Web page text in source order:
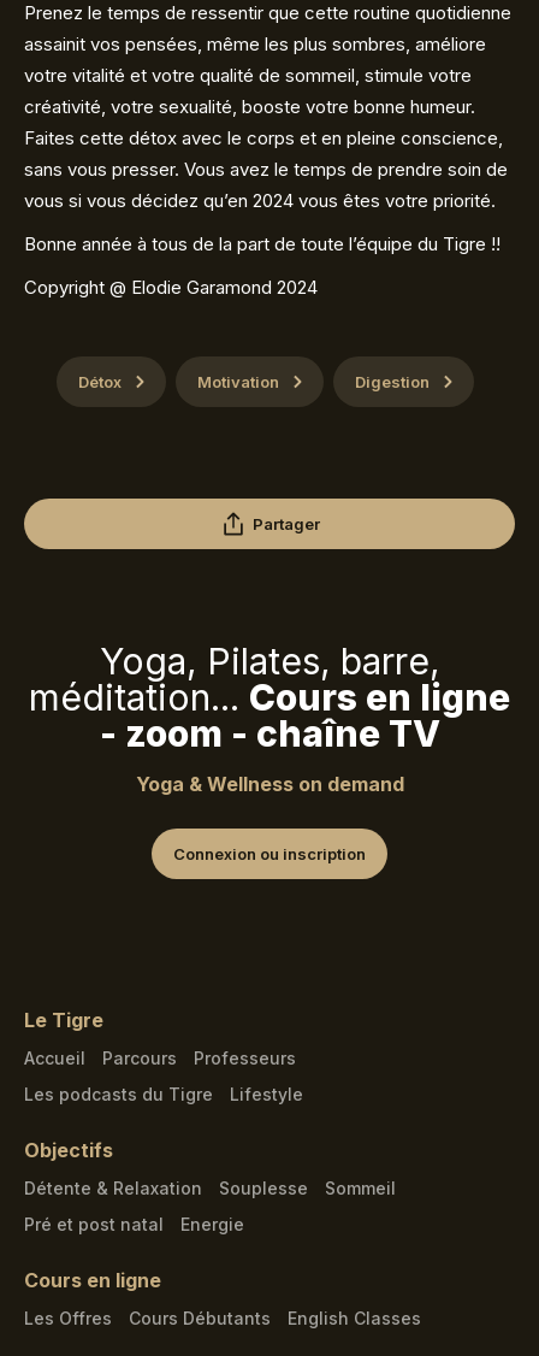
Prenez le temps de ressentir que cette routine quotidienne
assainit vos pensées, même les plus sombres, améliore
votre vitalité et votre qualité de sommeil, stimule votre
créativité, votre sexualité, booste votre bonne humeur.
Faites cette détox avec le corps et en pleine conscience,
sans vous presser. Vous avez le temps de prendre soin de
vous si vous décidez qu’en 2024 vous êtes votre priorité.
Bonne année à tous de la part de toute l’équipe du Tigre !!
Copyright @ Elodie Garamond 2024
Détox Motivation Digestion
Partager
Yoga, Pilates, barre,
méditation... Cours en ligne
- zoom - chaîne TV
Yoga & Wellness on demand
Connexion ou inscription
Le Tigre
Accueil Parcours
Professeurs
Les podcasts du Tigre
Lifestyle
Objectifs
Détente & Relaxation Souplesse
Sommeil
Pré et post natal
Energie
Cours en ligne
Les Offres Cours Débutants English Classes